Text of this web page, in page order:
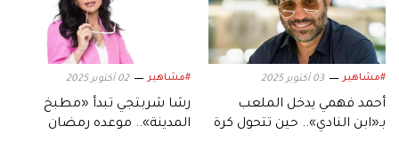
#مشاهير 03 أكتوبر 2025
أحمد فهمي يدخل الملعب
بـ«ابن النادي».. حين تتحول كرة
#مشاهير 02 أكتوبر 2025
رشا شربتجي تبدأ «مطبخ
المدينة».. موعده رمضان